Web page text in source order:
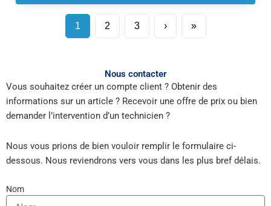
1 2 3 › »
Nous contacter
Vous souhaitez créer un compte client ? Obtenir des
informations sur un article ? Recevoir une offre de prix ou bien
demander l’intervention d’un technicien ?
Nous vous prions de bien vouloir remplir le formulaire ci-
dessous. Nous reviendrons vers vous dans les plus bref délais.
Nom